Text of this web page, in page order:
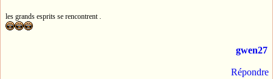
les grands esprits se rencontrent .
gwen27
Répondre